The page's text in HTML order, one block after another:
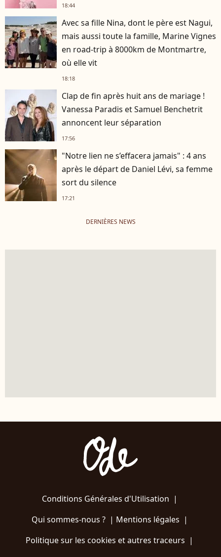
18:44
Avec sa fille Nina, dont le père est Nagui,
mais aussi toute la famille, Marine Vignes
en road-trip à 8000km de Montmartre,
où elle vit
18:18
Clap de fin après huit ans de mariage !
Vanessa Paradis et Samuel Benchetrit
annoncent leur séparation
17:56
"Notre lien ne s’effacera jamais" : 4 ans
après le départ de Daniel Lévi, sa femme
sort du silence
17:21
DERNIÈRES NEWS
Conditions Générales d'Utilisation |
Qui sommes-nous ?| Mentions légales |
Politique sur les cookies et autres traceurs |